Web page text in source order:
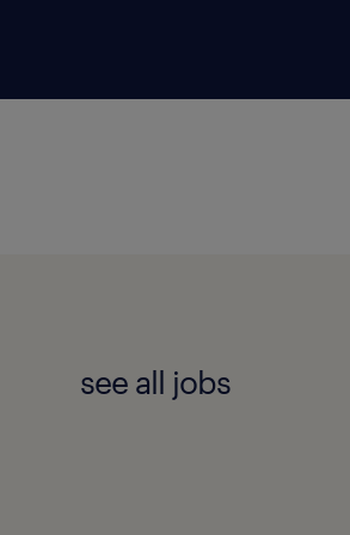
of
see all jobs